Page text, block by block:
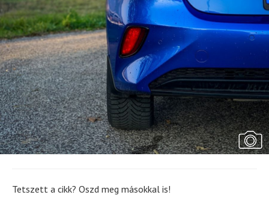
Tetszett a cikk? Oszd meg másokkal is!